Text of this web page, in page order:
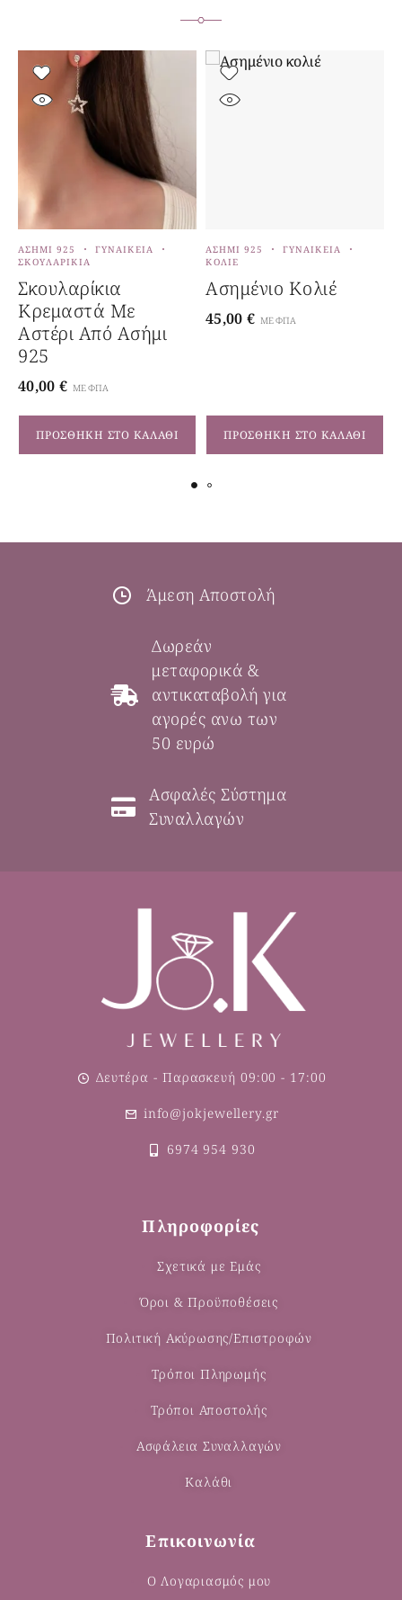
ΠΡΟΣΘΉΚΗ ΣΤΟ ΚΑΛΆΘΙ
ΑΣΉΜΙ 925
ΓΥΝΑΙΚΕΊΑ
ΣΚΟΥΛΑΡΊΚΙΑ
Σκουλαρίκια
Κρεμαστά Με
Αστέρι Από Ασήμι
925
40,00 € ΜΕ ΦΠΑ
ΠΡΟΣΘΉΚΗ ΣΤΟ ΚΑΛΆΘΙ
ΑΣΉΜΙ 925
ΓΥΝΑΙΚΕΊΑ
ΚΟΛΙΈ
Ασημένιο Κολιέ
45,00 € ΜΕ ΦΠΑ
Άμεση Αποστολή
Δωρεάν
μεταφορικά &
αντικαταβολή για
αγορές ανω των
50 ευρώ
Ασφαλές Σύστημα
Συναλλαγών
Δευτέρα - Παρασκευή 09:00 - 17:00
info@jokjewellery.gr
6974 954 930
Πληροφορίες
Σχετικά με Εμάς
Όροι & Προϋποθέσεις
Πολιτική Ακύρωσης/Επιστροφών
Τρόποι Πληρωμής
Τρόποι Αποστολής
Ασφάλεια Συναλλαγών
Καλάθι
Επικοινωνία
Ο Λογαριασμός μου